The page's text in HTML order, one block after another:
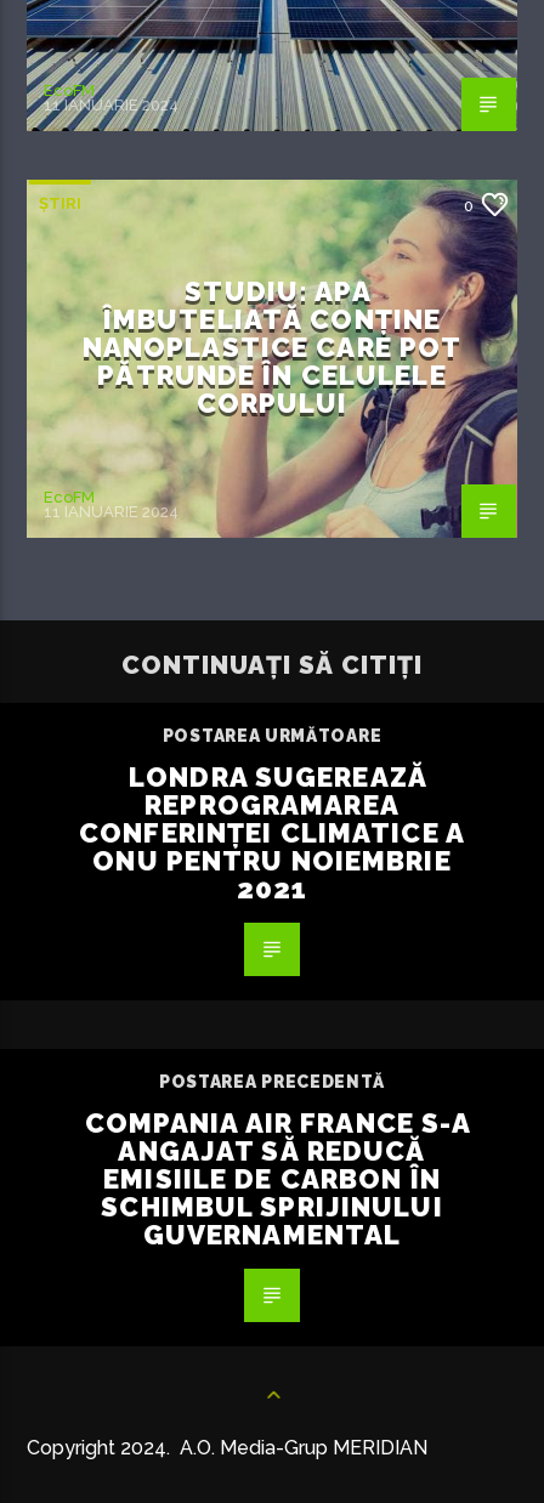
EcoFM
11 IANUARIE 2024
ȘTIRI 0
STUDIU: APA
ÎMBUTELIATĂ CONȚINE
NANOPLASTICE CARE POT
PĂTRUNDE ÎN CELULELE
CORPULUI
EcoFM
11 IANUARIE 2024
CONTINUAȚI SĂ CITIȚI
POSTAREA URMĂTOARE
LONDRA SUGEREAZĂ
REPROGRAMAREA
CONFERINȚEI CLIMATICE A
ONU PENTRU NOIEMBRIE
2021
POSTAREA PRECEDENTĂ
COMPANIA AIR FRANCE S-A
ANGAJAT SĂ REDUCĂ
EMISIILE DE CARBON ÎN
SCHIMBUL SPRIJINULUI
GUVERNAMENTAL
Copyright 2024. A.O. Media-Grup MERIDIAN